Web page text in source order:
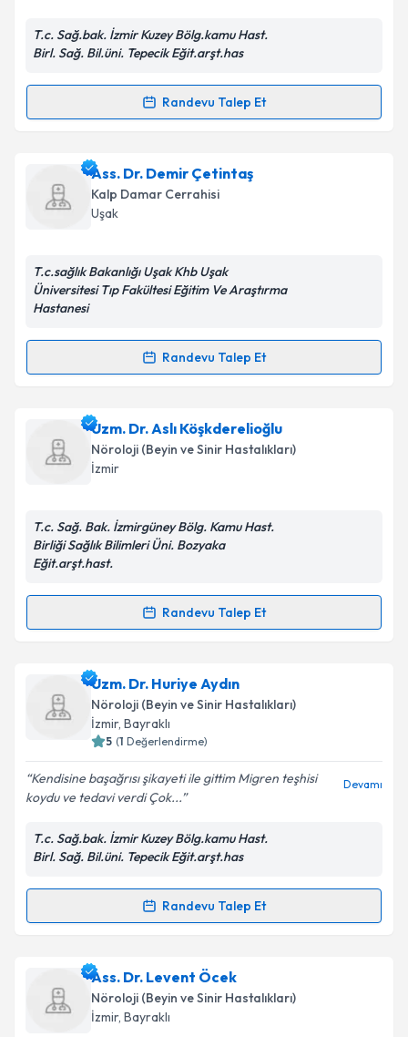
Kişisel verilerimin işlenmesine ilişkin
Metni'ni okudum ve kişisel verilerimin belirtilen
Takvim Talebini Gönder
T.c. Sağ.bak. İzmir Kuzey Bölg.kamu Hast.
Birl. Sağ. Bil.üni. Tepecik Eğit.arşt.has
Randevu Talep Et
Randevu Takvimi Talebi
Dr. Metin Sertdemir için randevu takvimi talebi
oluşturun. Size bu uzmandan randevu almanız için bir
takvim hazırlandığında e-posta ile bilgilendireceğiz.
'ni okudum ve kişisel verilerimin belirtilen
kapsamda işlenmesini kabul ediyorum.
Takvim Talebini Gönder
Ass. Dr. Demir Çetintaş
Kalp Damar Cerrahisi
Uşak
T.c.sağlık Bakanlığı Uşak Khb Uşak
Üniversitesi Tıp Fakültesi Eğitim Ve Araştırma
Hastanesi
Randevu Talep Et
Randevu Takvimi Talebi
Ass. Dr. Demir Çetintaşiçin randevu takvimi talebi
oluşturun. Size bu uzmandan randevu almanız için bir
takvim hazırlandığında e-posta ile bilgilendireceğiz.
'ni okudum ve kişisel verilerimin belirtilen
kapsamda işlenmesini kabul ediyorum.
Takvim Talebini Gönder
Uzm. Dr. Aslı Köşkderelioğlu
Nöroloji (Beyin ve Sinir Hastalıkları)
İzmir
T.c. Sağ. Bak. İzmirgüney Bölg. Kamu Hast.
Birliği Sağlık Bilimleri Üni. Bozyaka
Eğit.arşt.hast.
Randevu Talep Et
Randevu Takvimi Talebi
Uzm. Dr. Aslı Köşkderelioğluiçin randevu takvimi
talebi oluşturun. Size bu uzmandan randevu almanız
için bir takvim hazırlandığında e-posta ile
bilgilendireceğiz.
E-posta Adresiniz
Kişisel verilerimin işlenmesine ilişkin
kapsamda işlenmesini kabul ediyorum.
Uzm. Dr. Huriye Aydın
Nöroloji (Beyin ve Sinir Hastalıkları)
İzmir, Bayraklı
5 (1 Değerlendirme)
Kendisine başağrısı şikayeti ile gittim Migren teşhisi
koydu ve tedavi verdi Çok...
Devamı
T.c. Sağ.bak. İzmir Kuzey Bölg.kamu Hast.
Birl. Sağ. Bil.üni. Tepecik Eğit.arşt.has
Randevu Talep Et
Randevu Takvimi Talebi
Uzm. Dr. Huriye Aydın için randevu takvimi talebi
oluşturun. Size bu uzmandan randevu almanız için bir
takvim hazırlandığında e-posta ile bilgilendireceğiz.
Ass. Dr. Levent Öcek
Nöroloji (Beyin ve Sinir Hastalıkları)
İzmir, Bayraklı